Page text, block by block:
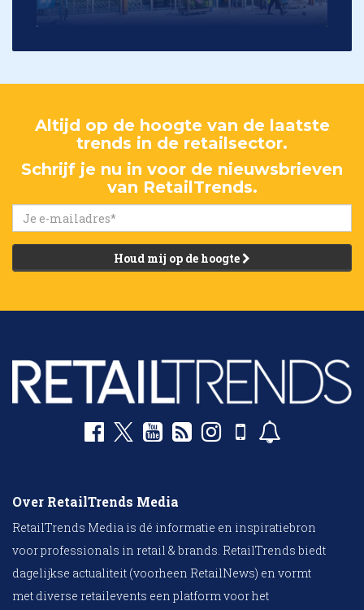
Altijd op de hoogte van de laatste
trends in de retailsector.
Schrijf je nu in voor de nieuwsbrieven
van RetailTrends.
Houd mij op de hoogte
Over RetailTrends Media
RetailTrends Media is dé informatie en inspiratiebron
voor professionals in retail & brands. RetailTrends biedt
dagelijkse actualiteit (voorheen RetailNews) en vormt
met diverse retailevents een platform voor het